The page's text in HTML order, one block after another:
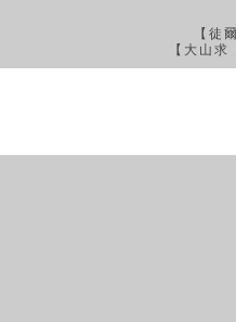
【徒
【大山